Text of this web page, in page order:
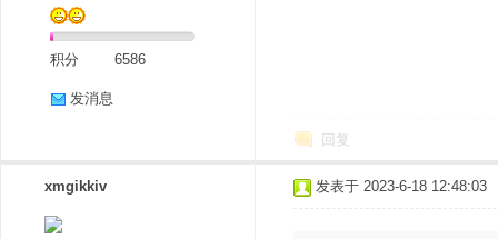
积分 6586
发消息
回复
xmgikkiv 发表于 2023-6-18 12:48:03